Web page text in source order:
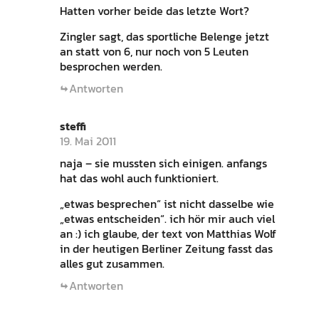
Hatten vorher beide das letzte Wort?
Zingler sagt, das sportliche Belenge jetzt
an statt von 6, nur noch von 5 Leuten
besprochen werden.
Antworten
steffi
19. Mai 2011
naja – sie mussten sich einigen. anfangs
hat das wohl auch funktioniert.
„etwas besprechen“ ist nicht dasselbe wie
„etwas entscheiden“. ich hör mir auch viel
an :) ich glaube, der text von Matthias Wolf
in der heutigen Berliner Zeitung fasst das
alles gut zusammen.
Antworten